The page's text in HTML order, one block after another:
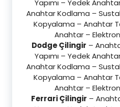
Yapımı – Yedek
Anahtar Kodlama –
Kopyalama – Anahtar
Anahtar –
Dodge Çilingir –
Yapımı – Yedek
Anahtar Kodlama –
Kopyalama – Anahtar
Anahtar –
Ferrari Çilingir –